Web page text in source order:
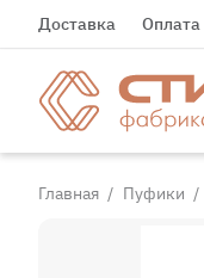
Доставка Оплата
Главная Пуфики